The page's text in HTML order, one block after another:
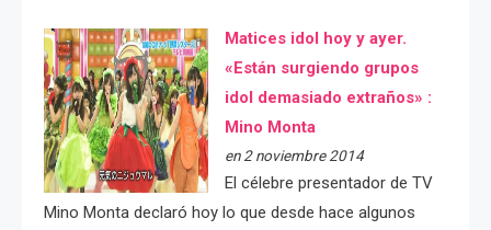
Matices idol hoy y ayer.
«Están surgiendo grupos
idol demasiado extraños» :
Mino Monta
en 2 noviembre 2014
El célebre presentador de TV
Mino Monta declaró hoy lo que desde hace algunos